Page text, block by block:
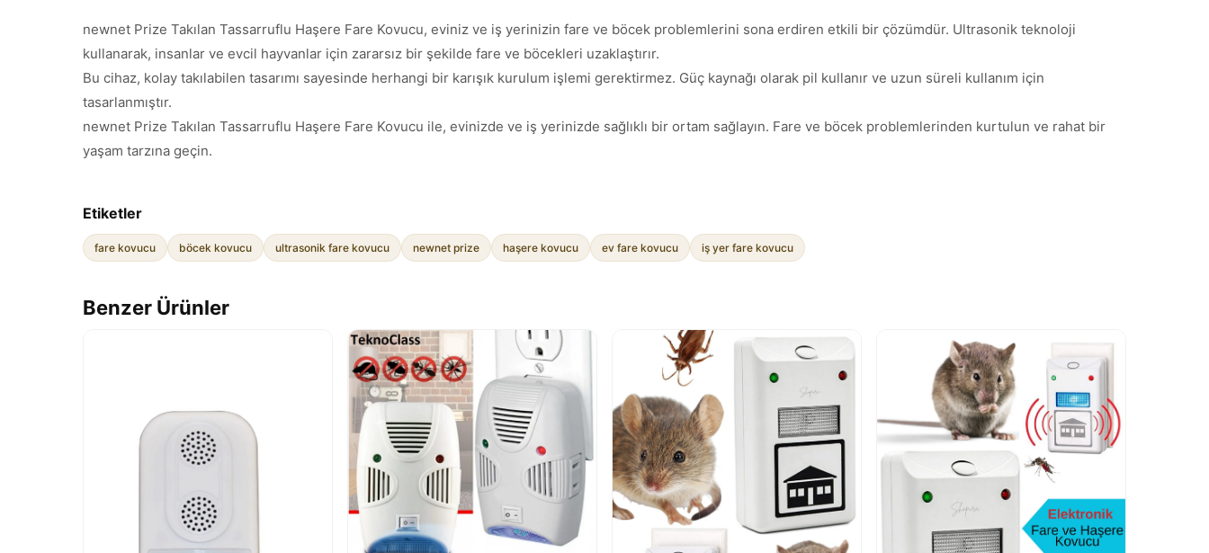
newnet Prize Takılan Tassarruflu Haşere Fare Kovucu, eviniz ve iş yerinizin fare ve böcek problemlerini sona erdiren etkili bir çözümdür. Ultrasonik teknoloji
kullanarak, insanlar ve evcil hayvanlar için zararsız bir şekilde fare ve böcekleri uzaklaştırır.
Bu cihaz, kolay takılabilen tasarımı sayesinde herhangi bir karışık kurulum işlemi gerektirmez. Güç kaynağı olarak pil kullanır ve uzun süreli kullanım için
tasarlanmıştır.
newnet Prize Takılan Tassarruflu Haşere Fare Kovucu ile, evinizde ve iş yerinizde sağlıklı bir ortam sağlayın. Fare ve böcek problemlerinden kurtulun ve rahat bir
yaşam tarzına geçin.
Etiketler
fare kovucu böcek kovucu ultrasonik fare kovucu newnet prize haşere kovucu ev fare kovucu iş yer fare kovucu
Benzer Ürünler